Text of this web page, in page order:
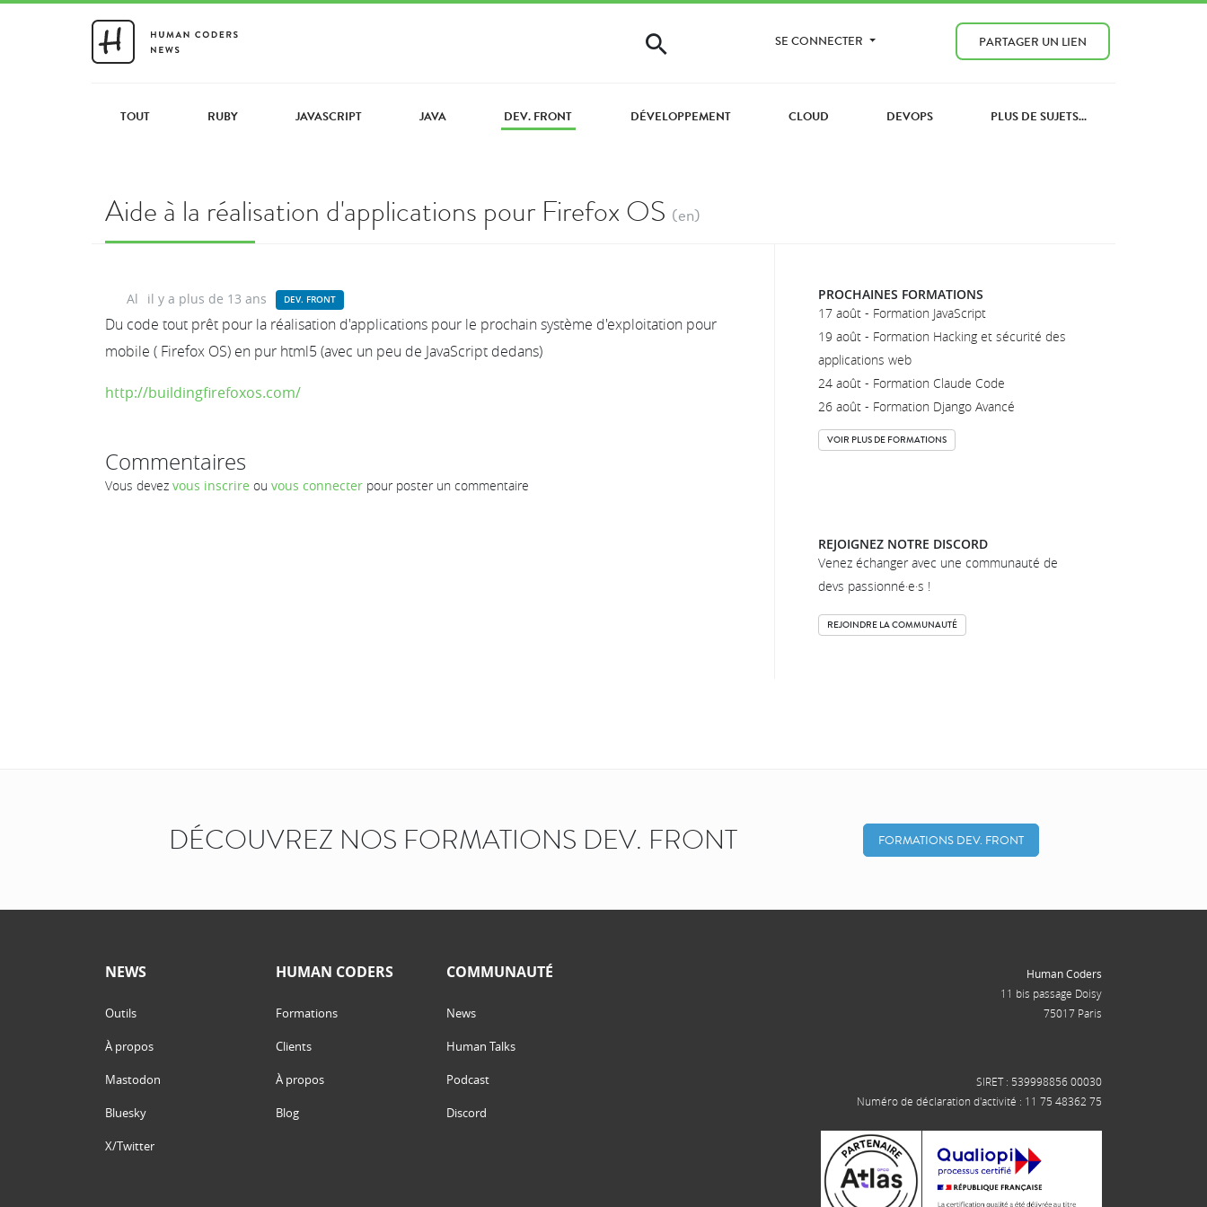
SE CONNECTER PARTAGER UN LIEN
TOUT RUBY JAVASCRIPT JAVA DEV. FRONT DÉVELOPPEMENT CLOUD DEVOPS PLUS DE SUJETS...
Aide à la réalisation d'applications pour Firefox OS (en)
Al il y a plus de 13 ans DEV. FRONT
Du code tout prêt pour la réalisation d'applications pour le prochain système d'exploitation pour
mobile ( Firefox OS) en pur html5 (avec un peu de JavaScript dedans)
http://buildingfirefoxos.com/
Commentaires
Vous devez vous inscrire ou vous connecter pour poster un commentaire
PROCHAINES FORMATIONS
17 août - Formation JavaScript
19 août - Formation Hacking et sécurité des
applications web
24 août - Formation Claude Code
26 août - Formation Django Avancé
VOIR PLUS DE FORMATIONS
REJOIGNEZ NOTRE DISCORD
Venez échanger avec une communauté de
devs passionné·e·s !
REJOINDRE LA COMMUNAUTÉ
DÉCOUVREZ NOS FORMATIONS DEV. FRONT FORMATIONS DEV. FRONT
NEWS
Outils
À propos
Mastodon
Bluesky
X/Twitter
HUMAN CODERS
Formations
Clients
À propos
Blog
COMMUNAUTÉ
News
Human Talks
Podcast
Discord
Human Coders
11 bis passage Doisy
75017 Paris
SIRET : 539998856 00030
Numéro de déclaration d'activité : 11 75 48362 75